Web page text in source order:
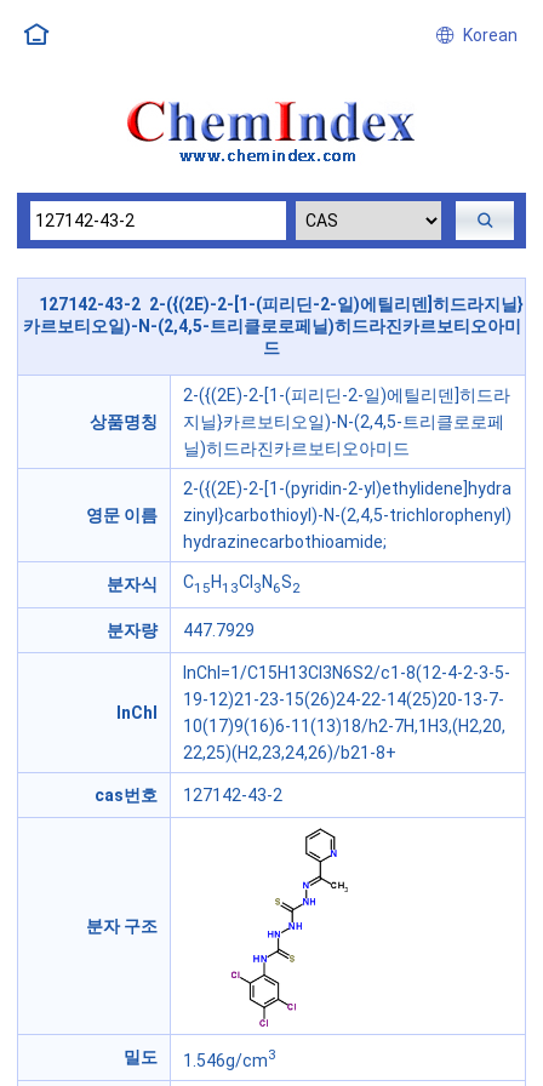
Korean
127142-43-2 2-({(2E)-2-[1-(피리딘-2-일)에틸리덴]히드라지닐}
카르보티오일)-N-(2,4,5-트리클로로페닐)히드라진카르보티오아미
드
상품명칭
2-({(2E)-2-[1-(피리딘-2-일)에틸리덴]히드라
지닐}카르보티오일)-N-(2,4,5-트리클로로페
닐)히드라진카르보티오아미드
영문 이름
2-({(2E)-2-[1-(pyridin-2-yl)ethylidene]hydra
zinyl}carbothioyl)-N-(2,4,5-trichlorophenyl)
hydrazinecarbothioamide;
분자식 C15 H13Cl 3 N 6S2
분자량 447.7929
InChI
InChI=1/C15H13Cl3N6S2/c1-8(12-4-2-3-5-
19-12)21-23-15(26)24-22-14(25)20-13-7-
10(17)9(16)6-11(13)18/h2-7H,1H3,(H2,20,
22,25)(H2,23,24,26)/b21-8+
cas번호 127142-43-2
분자 구조
밀도 1.546g/cm3